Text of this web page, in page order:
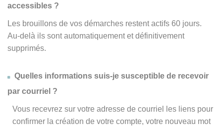
accessibles ?
Les brouillons de vos démarches restent actifs 60 jours.
Au-delà ils sont automatiquement et définitivement
supprimés.
Quelles informations suis-je susceptible de recevoir
par courriel ?
Vous recevrez sur votre adresse de courriel les liens pour
confirmer la création de votre compte, votre nouveau mot